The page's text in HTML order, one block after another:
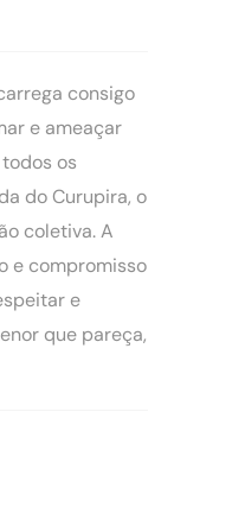
consigo
e ameaçar
os
do Curupira, o
coletiva. A
e compromisso
e
que pareça,